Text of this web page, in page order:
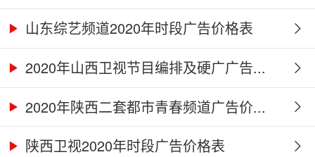
山东综艺频道2020年时段广告价格表
2020年山西卫视节目编排及硬广广告...
2020年陕西二套都市青春频道广告价...
陕西卫视2020年时段广告价格表